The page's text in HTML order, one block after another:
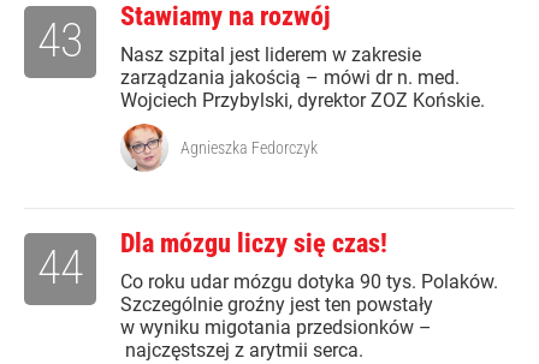
Stawiamy na rozwój
Nasz szpital jest liderem w zakresie
zarządzania jakością – mówi dr n. med.
Wojciech Przybylski, dyrektor ZOZ Końskie.
43
Agnieszka Fedorczyk
Dla mózgu liczy się czas!
Co roku udar mózgu dotyka 90 tys. Polaków.
Szczególnie groźny jest ten powstały
w wyniku migotania przedsionków –
najczęstszej z arytmii serca.
44